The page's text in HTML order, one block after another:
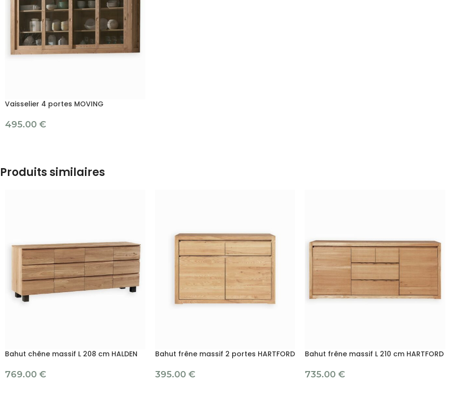
Vaisselier 4 portes MOVING
495.00 €
Produits similaires
Bahut chêne massif L 208 cm HALDEN
769.00 €
Bahut frêne massif 2 portes HARTFORD
395.00 €
Bahut frêne massif L 210 cm HARTFORD
735.00 €